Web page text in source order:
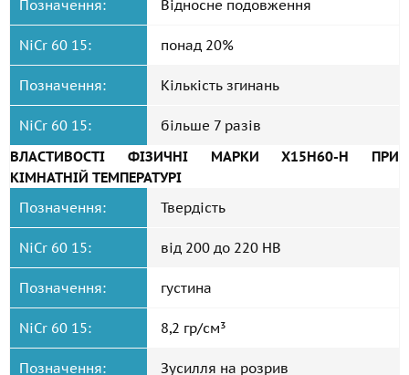
Позначення: Відносне подовження
NiCr 60 15: понад 20%
Позначення: Кількість згинань
NiCr 60 15:
більше 7 разів
ВЛАСТИВОСТІ ФІЗИЧНІ МАРКИ Х15Н60-Н ПРИ
КІМНАТНІЙ ТЕМПЕРАТУРІ
Позначення:
Твердість
NiCr 60 15: від 200 до 220 HB
Позначення: густина
NiCr 60 15: 8,2 гр/см³
Позначення: Зусилля на розрив